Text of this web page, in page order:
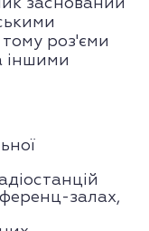
заснований
роз'єми
іншими
залах,